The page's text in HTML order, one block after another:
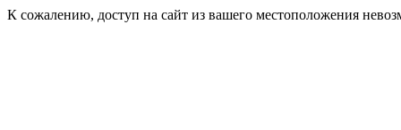
К сожалению, доступ на сайт из вашего местоположения